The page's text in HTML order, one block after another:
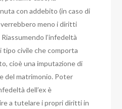
con addebito (in caso di
meno i diritti
Riassumendo l’infedeltà
tipo civile che comporta
cioè una imputazione di
del matrimonio. Poter
dell’ex è
a tutelare i propri diritti in